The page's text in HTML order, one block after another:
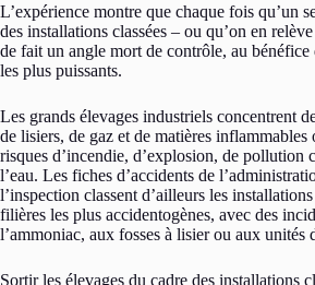
L’expérience montre que chaque fois qu’un
des installations classées – ou qu’on en
de fait un angle mort de contrôle, au bénéfice
les plus puissants.
Les grands élevages industriels concentrent
de lisiers, de gaz et de matières inflammables
risques d’incendie, d’explosion, de pollution
l’eau. Les fiches d’accidents de
l’inspection classent d’ailleurs les
filières les plus accidentogènes, avec des
l’ammoniac, aux fosses à lisier ou aux unités
Sortir les élevages du cadre des installations